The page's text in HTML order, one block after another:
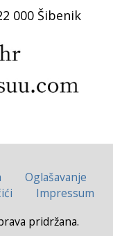
000 Šibenik
Oglašavanje
Impressum
pridržana.